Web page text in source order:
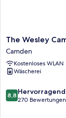
The
Wesley
Camden
Town
Camden
The Wesley
Camden
Kostenloses WLAN
Wäscherei
8.8
von
8,8 Hervorragend
270 Bewertungen